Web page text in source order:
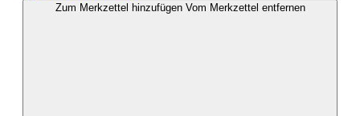
Zum Merkzettel hinzufügen Vom Merkzettel entfernen